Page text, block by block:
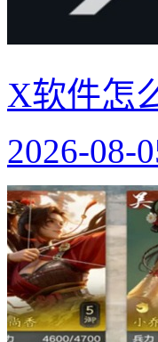
X软件怎
2026-08-